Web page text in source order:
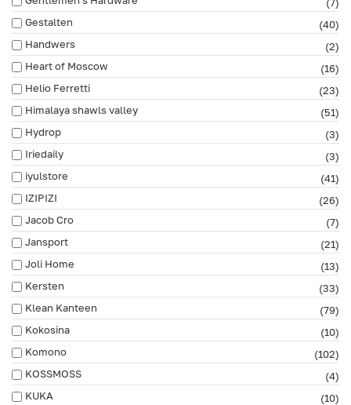
Gestalten
(40)
Handwers
(2)
Heart of Moscow
(16)
Helio Ferretti
(23)
Himalaya shawls valley
(51)
Hydrop
(3)
Iriedaily
(3)
iyulstore
(41)
IZIPIZI
(26)
Jacob Cro
(7)
Jansport
(21)
Joli Home
(13)
Kersten
(33)
Klean Kanteen
(79)
Kokosina
(10)
Komono
(102)
KOSSMOSS
(4)
KUKA
(10)